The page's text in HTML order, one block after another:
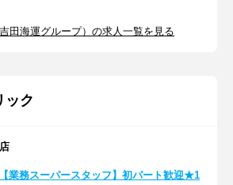
田海運グループ）の求人一覧を見る
ック
【業務スーパースタッフ】初パート歓迎★1